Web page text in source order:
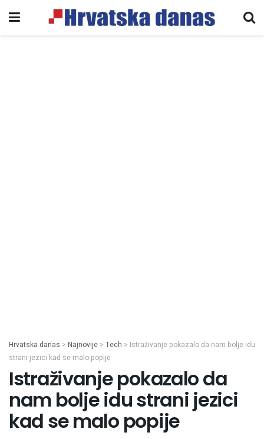
Hrvatska danas > Najnovije > Tech > Istraživanje pokazalo da nam bolje idu
strani jezici kad se malo popije
Istraživanje pokazalo da
nam bolje idu strani jezici
kad se malo popije